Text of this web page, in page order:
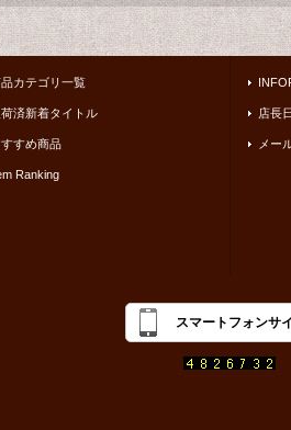
カテゴリ一覧
荷済新着タイトル
すすめ商品
Ranking
店長
メー
スマートフォンサ